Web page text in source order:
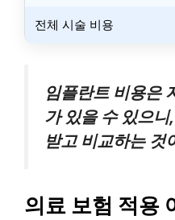
전체 시술 비용
임플란트 비용은
가 있을 수 있으
받고 비교하는 것
의료 보험 적용